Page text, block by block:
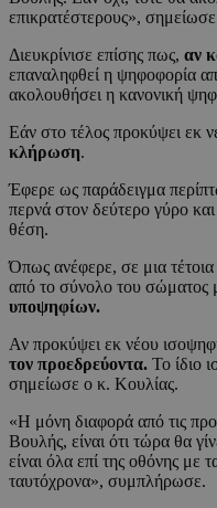
επικρατέστερους»,
Διευκρίνισε επίσης πως, αν
επαναληφθεί η ψηφοφορία
ακολουθήσει η κανονική
Εάν στο τέλος προκύψει εκ
κλήρωση.
Έφερε ως παράδειγμα
περνά στον δεύτερο γύρο
θέση.
Όπως ανέφερε, σε μια
από το σύνολο του σώματος
υποψηφίων.
Αν προκύψει εκ νέου
τον προεδρεύοντα. Το ίδιο
σημείωσε ο κ. Κουλίας.
«Η μόνη διαφορά από τις
Βουλής, είναι ότι τώρα θα
είναι όλα επί της οθόνης
ταυτόχρονα», συμπλήρωσε.